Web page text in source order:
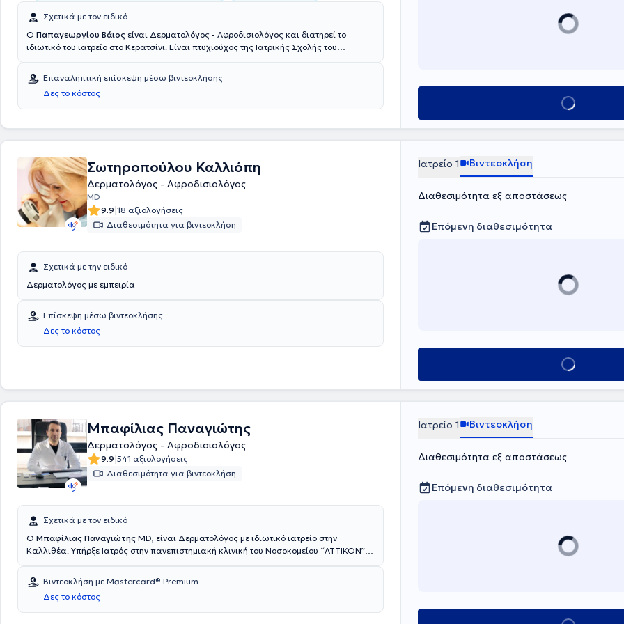
Σχετικά με τον ειδικό
Ο Παπαγεωργίου Βάιος είναι Δερματολόγος - Αφροδισιολόγος και διατηρεί το
ιδιωτικό του ιατρείο στο Κερατσίνι. Είναι πτυχιούχος της Ιατρικής Σχολής του
Δερματολογικές Κλινικές των Νοσοκομείων Λοιμωδών και Ευαγγελισμός. Ο ιατρός
διετέλεσε επί 17 έτη Δερματολόγος στις Νομαρχιακές Μονάδες ΕΟΠΠΥ Νέου Κόσμου
και Πειραιά ενώ θα ήταν παράλειψη να μην αναφερθεί η εξειδίκευσή του στην
Αισθητική Δερματολογία τις Εφαρμογές Laser και τη Δερματοχειρουργική
Επαναληπτική επίσκεψη μέσω βιντεοκλήσης
Δες το κόστος
Κλείσε ραντεβού
Σωτηροπούλου Καλλιόπη
Δερματολόγος - Αφροδισιολόγος
MD
9.9|18 αξιολογήσεις
Διαθεσιμότητα για βιντεοκλήση
Σχετικά με την ειδικό
Δερματολόγος με εμπειρία
Επίσκεψη μέσω βιντεοκλήσης
Δες το κόστος
Ιατρείο 1 Βιντεοκλήση
Διαθεσιμότητα εξ αποστάσεως
Επόμενη διαθεσιμότητα
Κλείσε ραντεβού
Μπαφίλιας Παναγιώτης
Δερματολόγος - Αφροδισιολόγος
9.9|541 αξιολογήσεις
Διαθεσιμότητα για βιντεοκλήση
Σχετικά με τον ειδικό
Ο Μπαφίλιας Παναγιώτης MD, είναι Δερματολόγος με ιδιωτικό ιατρείο στην
Καλλιθέα. Υπήρξε Ιατρός στην πανεπιστημιακή κλινική του Νοσοκομείου “ΑΤΤΙΚΟΝ”
δερματοχειρουργική. Αποτελεί επιστημονικό συνεργάτη σε ιδιωτικά πολυϊατρεία και
διαγνωστικά κέντρα στην Αθήνα. Διαθέτει ιδιαίτερη εμπειρία στην αντιμετώπιση
τριχόπτωσης, ρυτίδων, τριχοφυΐας και χαλάρωσης. Διαθέτει laser αποτρίχωσης,
αφαίρεσης σπίλων - όγκων, peeling, μεσοθεραπειών. Τέλος αποτελεί μέλος
Βιντεοκλήση με Mastercard® Premium
Δες το κόστος
Ιατρείο 1 Βιντεοκλήση
Διαθεσιμότητα εξ αποστάσεως
Επόμενη διαθεσιμότητα